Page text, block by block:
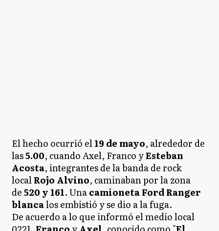
El hecho ocurrió el19 de mayo, alrededor de
las5.00, cuando Axel, Franco yEsteban
Acosta, integrantes de la banda de rock
localRojo Alvino, caminaban por la zona
de520 y 161. Unacamioneta Ford Ranger
blancalos embistió y se dio a la fuga.
De acuerdo a lo que informó el medio local